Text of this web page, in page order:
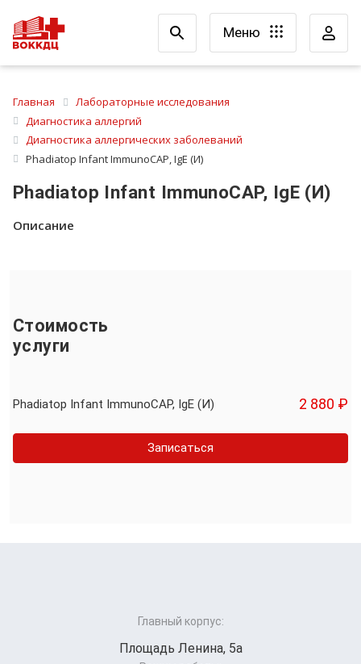
Меню
Главная
Лабораторные исследования
Диагностика аллергий
Диагностика аллергических заболеваний
Phadiatop Infant ImmunoCAP, IgE (И)
Phadiatop Infant ImmunoCAP, IgE (И)
Описание
Стоимость
услуги
Phadiatop Infant ImmunoCAP, IgE (И) 2 880 ₽
Записаться
Главный корпус:
Площадь Ленина, 5а